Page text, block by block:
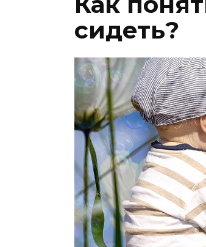
сидеть?